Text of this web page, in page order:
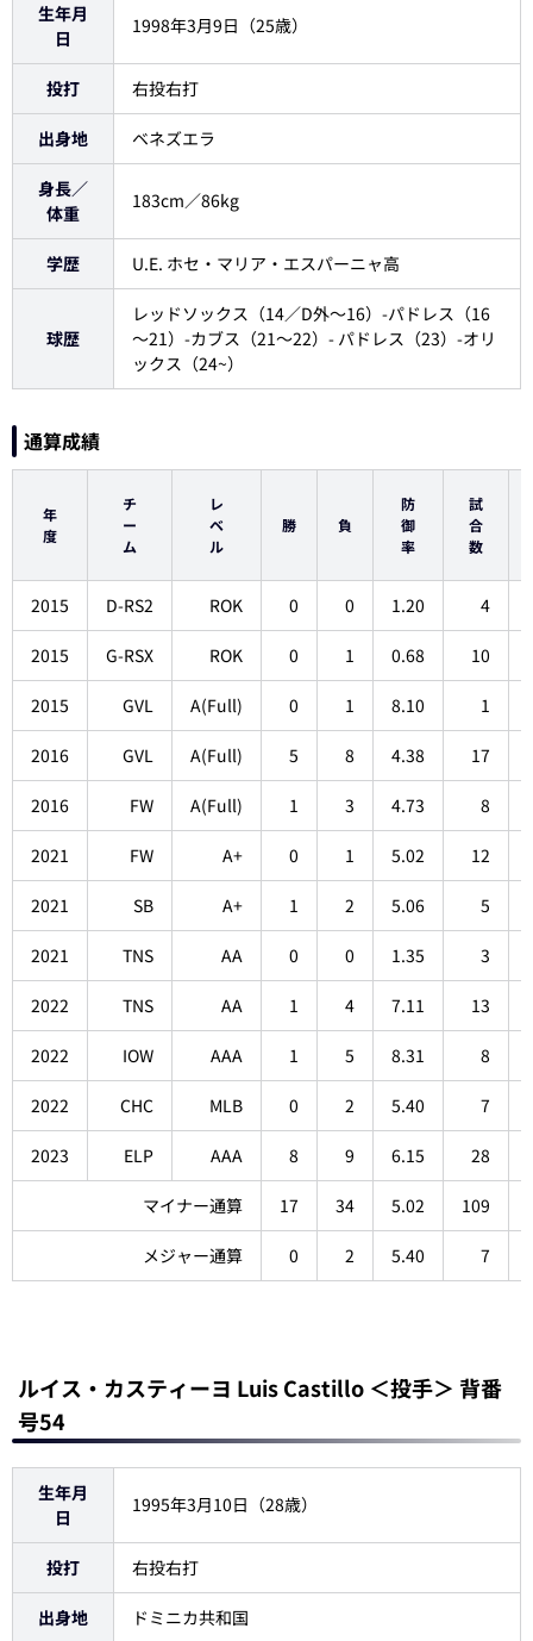
生年月
日
1998年3月9日（25歳）
投打 右投右打
出身地 ベネズエラ
身長／
体重
183cm／86kg
学歴 U.E. ホセ・マリア・エスパーニャ高
球歴
レッドソックス（14／D外～16）-パドレス（16
～21）-カブス（21～22）- パドレス（23）-オリ
ックス（24~）
通算成績
年
度
チ
ー
ム
レ
ベ
ル
勝 負
防
御
率
試
合
数
2015 D-RS2 ROK 0 0 1.20 4
2015 G-RSX ROK 0 1 0.68 10
2015 GVL A(Full) 0 1 8.10 1
2016 GVL A(Full) 5 8 4.38 17
2016 FW A(Full) 1 3 4.73 8
2021 FW A+ 0 1 5.02 12
2021 SB A+ 1 2 5.06 5
2021 TNS AA 0 0 1.35 3
2022 TNS AA 1 4 7.11 13
2022 IOW AAA 1 5 8.31 8
2022 CHC MLB 0 2 5.40 7
2023 ELP AAA 8 9 6.15 28
マイナー通算 17 34 5.02 109
メジャー通算 0 2 5.40 7
ルイス・カスティーヨ Luis Castillo ＜投手＞ 背番
号54
生年月
日
1995年3月10日（28歳）
投打 右投右打
出身地 ドミニカ共和国